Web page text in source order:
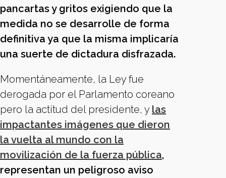
pancartas y gritos exigiendo que la
medida no se desarrolle de forma
definitiva ya que la misma implicaría
una suerte de dictadura disfrazada.
Momentáneamente, la Ley fue
derogada por el Parlamento coreano
pero la actitud del presidente, y las
impactantes imágenes que dieron
la vuelta al mundo con la
movilización de la fuerza pública,
representan un peligroso aviso